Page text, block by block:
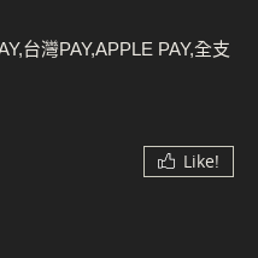
台灣PAY,APPLE PAY,全支
Like!